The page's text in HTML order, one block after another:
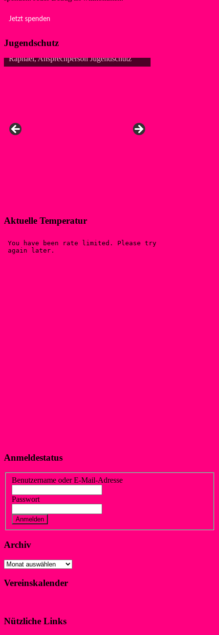
Jetzt spenden
Jugendschutz
Raphael, Ansprechperson Jugendschutz
Aktuelle Temperatur
Anmeldestatus
Benutzername oder E-Mail-Adresse
Passwort
Archiv
Archiv
Vereinskalender
Nützliche Links